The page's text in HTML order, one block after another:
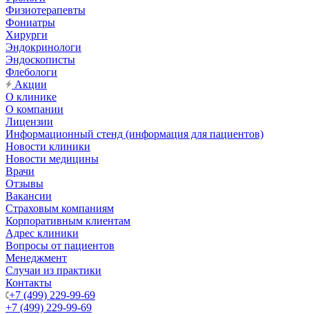
Физиотерапевты
Фониатры
Хирурги
Эндокринологи
Эндоскописты
Флебологи
Акции
О клинике
О компании
Лицензии
Информационный стенд (информация для пациентов)
Новости клиники
Новости медицины
Врачи
Отзывы
Вакансии
Страховым компаниям
Корпоративным клиентам
Адрес клиники
Вопросы от пациентов
Менеджмент
Случаи из практики
Контакты
+7 (499) 229-99-69
+7 (499) 229-99-69